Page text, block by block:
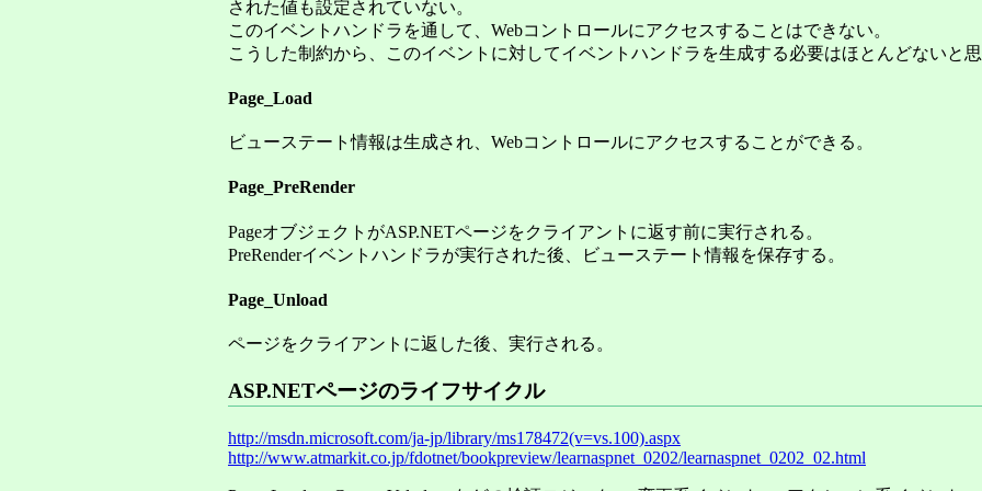
された値も設定されていない。
このイベントハンドラを通して、Webコントロールにアクセスすることはできない。
こうした制約から、このイベントに対してイベントハンドラを生成する必要はほとんどないと
Page_Load
ビューステート情報は生成され、Webコントロールにアクセスすることができる。
Page_PreRender
PageオブジェクトがASP.NETページをクライアントに返す前に実行される。
PreRenderイベントハンドラが実行された後、ビューステート情報を保存する。
Page_Unload
ページをクライアントに返した後、実行される。
ASP.NETページのライフサイクル
http://msdn.microsoft.com/ja-jp/library/ms178472(v=vs.100).aspx
http://www.atmarkit.co.jp/fdotnet/bookpreview/learnaspnet_0202/learnaspnet_0202_02.html